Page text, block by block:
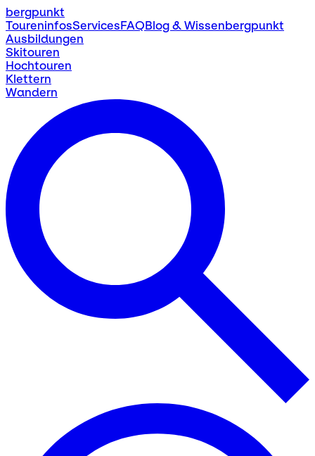
bergpunkt
ToureninfosServicesFAQBlog & Wissenbergpunkt
Ausbildungen
Skitouren
Hochtouren
Klettern
Wandern